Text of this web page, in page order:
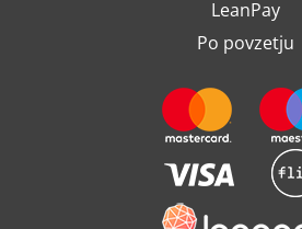
LeanPay
Po povzetju